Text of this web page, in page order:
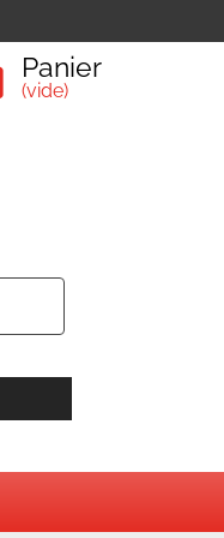
Panier
(vide)